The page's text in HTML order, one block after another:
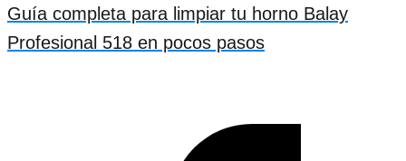
Guía completa para limpiar tu horno Balay
Profesional 518 en pocos pasos